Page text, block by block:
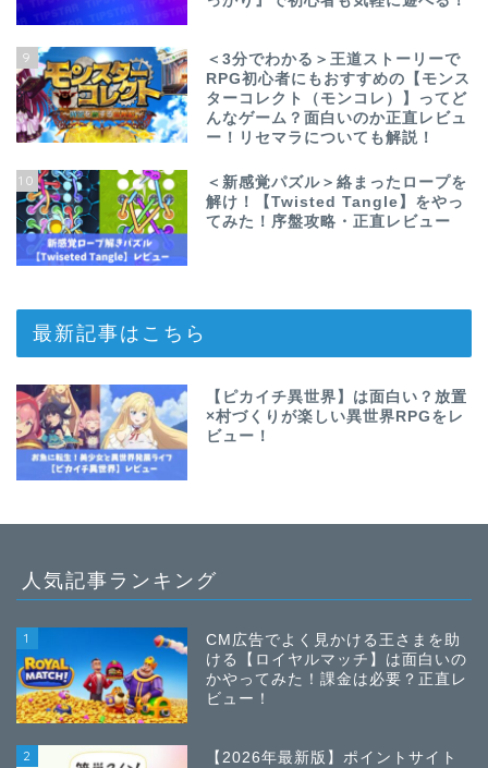
9
＜3分でわかる＞王道ストーリーで
RPG初心者にもおすすめの【モンス
ターコレクト（モンコレ）】ってど
んなゲーム？面白いのか正直レビュ
ー！リセマラについても解説！
10
＜新感覚パズル＞絡まったロープを
解け！【Twisted Tangle】をやっ
てみた！序盤攻略・正直レビュー
最新記事はこちら
【ピカイチ異世界】は面白い？放置
×村づくりが楽しい異世界RPGをレ
ビュー！
人気記事ランキング
1
CM広告でよく見かける王さまを助
ける【ロイヤルマッチ】は面白いの
かやってみた！課金は必要？正直レ
ビュー！
2
【2026年最新版】ポイントサイト